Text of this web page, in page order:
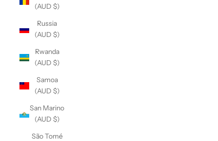
(AUD $)
Russia
(AUD $)
Rwanda
(AUD $)
Samoa
(AUD $)
San Marino
(AUD $)
São Tomé